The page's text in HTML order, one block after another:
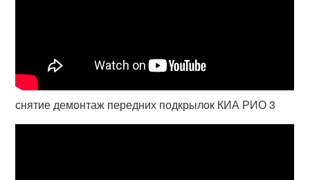
снятие демонтаж передних подкрылок КИА РИО 3